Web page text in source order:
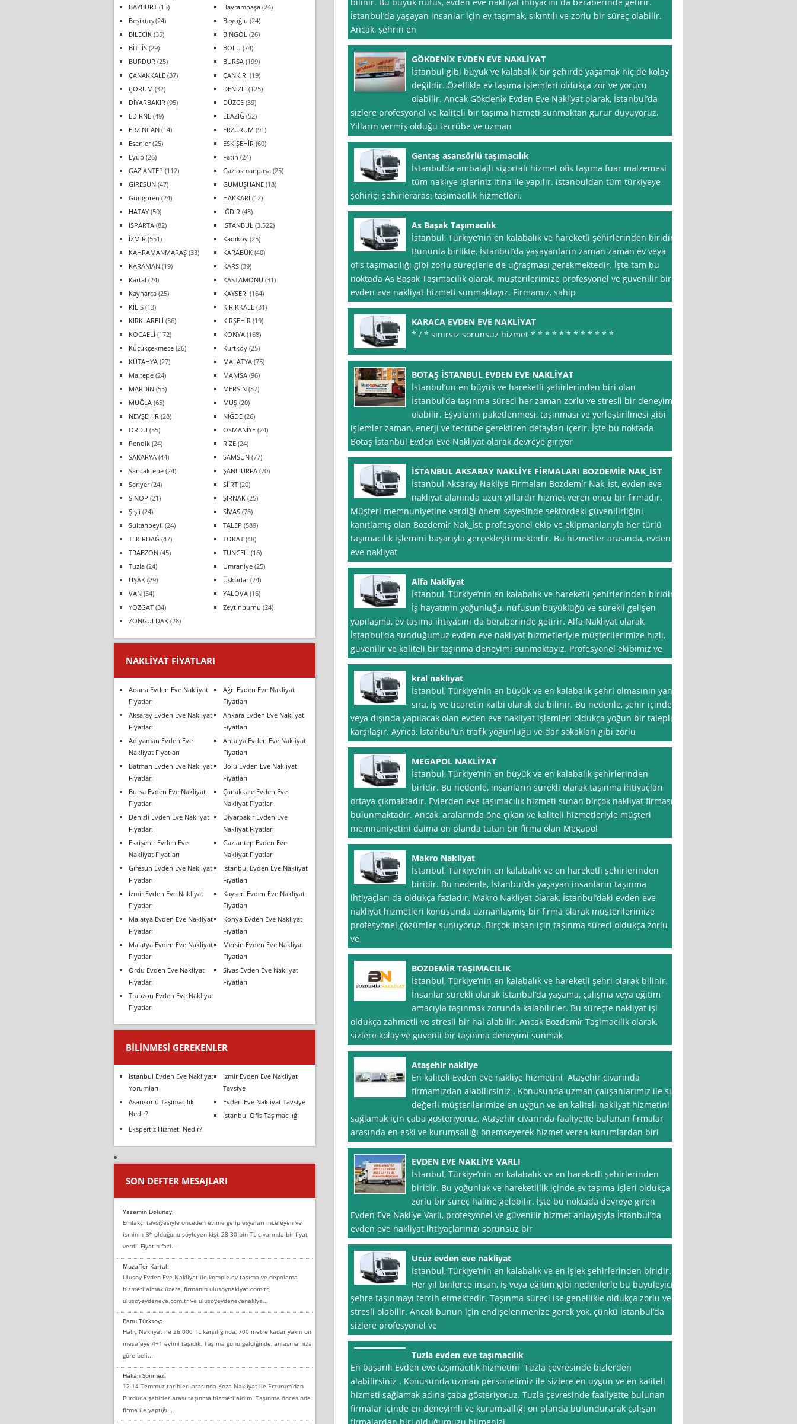
İstanbul’da yaşayan insanlar için ev taşımak, sıkıntılı ve zorlu bir süreç olabilir.
Ancak, şehrin en
GÖKDENİX EVDEN EVE NAKLİYAT
İstanbul gibi büyük ve kalabalık bir şehirde yaşamak hiç de kolay
değildir. Özellikle ev taşıma işlemleri oldukça zor ve yorucu
olabilir. Ancak Gökdeni̇x Evden Eve Nakli̇yat olarak, İstanbul’da
sizlere profesyonel ve kaliteli bir taşıma hizmeti sunmaktan gurur duyuyoruz.
Yılların vermiş olduğu tecrübe ve uzman
Gentaş asansörlü taşımacılık
İstanbulda ambalajlı sigortalı hizmet ofis taşıma fuar malzemesi
tüm naklıye işleriniz itina ile yapılır. istanbuldan tüm türkiyeye
şehiriçi şehirlerarası taşımacılık hizmetleri.
As Başak Taşımacılık
İstanbul, Türkiye’nin en kalabalık ve hareketli şehirlerinden biridir.
Bununla birlikte, İstanbul’da yaşayanların zaman zaman ev veya
ofis taşımacılığı gibi zorlu süreçlerle de uğraşması gerekmektedir. İşte tam bu
noktada As Başak Taşımacılık olarak, müşterilerimize profesyonel ve güvenilir bir
evden eve nakliyat hizmeti sunmaktayız. Firmamız, sahip
KARACA EVDEN EVE NAKLİYAT
* / * sınırsız sorunsuz hizmet * * * * * * * * * * * *
BOTAŞ İSTANBUL EVDEN EVE NAKLİYAT
İstanbul‘un en büyük ve hareketli şehirlerinden biri olan
İstanbul’da taşınma süreci her zaman zorlu ve stresli bir deneyim
olabilir. Eşyaların paketlenmesi, taşınması ve yerleştirilmesi gibi
işlemler zaman, enerji ve tecrübe gerektiren detayları içerir. İşte bu noktada
Botaş İstanbul Evden Eve Nakliyat olarak devreye giriyor
İSTANBUL AKSARAY NAKLİYE FİRMALARI BOZDEMİR NAK_İST
İstanbul Aksaray Nakliye Firmaları Bozdemi̇r Nak_İst, evden eve
nakliyat alanında uzun yıllardır hizmet veren öncü bir firmadır.
Müşteri memnuniyetine verdiği önem sayesinde sektördeki güvenilirliğini
kanıtlamış olan Bozdemi̇r Nak_İst, profesyonel ekip ve ekipmanlarıyla her türlü
taşımacılık işlemini başarıyla gerçekleştirmektedir. Bu hizmetler arasında, evden
eve nakliyat
Alfa Nakliyat
İstanbul, Türkiye’nin en kalabalık ve hareketli şehirlerinden biridir.
İş hayatının yoğunluğu, nüfusun büyüklüğü ve sürekli gelişen
yapılaşma, ev taşıma ihtiyacını da beraberinde getirir. Alfa Nakliyat olarak,
İstanbul’da sunduğumuz evden eve nakliyat hizmetleriyle müşterilerimize hızlı,
güvenilir ve kaliteli bir taşınma deneyimi sunmaktayız. Profesyonel ekibimiz ve
kral naklıyat
İstanbul, Türkiye’nin en büyük ve en kalabalık şehri olmasının yanı
sıra, iş ve ticaretin kalbi olarak da bilinir. Bu nedenle, şehir içinde
veya dışında yapılacak olan evden eve nakliyat işlemleri oldukça yoğun bir taleple
karşılaşır. Ayrıca, İstanbul’un trafik yoğunluğu ve dar sokakları gibi zorlu
MEGAPOL NAKLİYAT
İstanbul, Türkiye’nin en büyük ve en kalabalık şehirlerinden
biridir. Bu nedenle, insanların sürekli olarak taşınma ihtiyaçları
ortaya çıkmaktadır. Evlerden eve taşımacılık hizmeti sunan birçok nakliyat firması
bulunmaktadır. Ancak, aralarında öne çıkan ve kaliteli hizmetleriyle müşteri
memnuniyetini daima ön planda tutan bir firma olan Megapol
Makro Nakliyat
İstanbul, Türkiye’nin en kalabalık ve en hareketli şehirlerinden
biridir. Bu nedenle, İstanbul’da yaşayan insanların taşınma
ihtiyaçları da oldukça fazladır. Makro Nakliyat olarak, İstanbul’daki evden eve
nakliyat hizmetleri konusunda uzmanlaşmış bir firma olarak müşterilerimize
profesyonel çözümler sunuyoruz. Birçok insan için taşınma süreci oldukça zorlu
ve
BOZDEMİR TAŞIMACILIK
İstanbul, Türkiye’nin en kalabalık ve hareketli şehri olarak bilinir.
İnsanlar sürekli olarak İstanbul’da yaşama, çalışma veya eğitim
amacıyla taşınmak zorunda kalabilirler. Bu süreçte nakliyat işi
oldukça zahmetli ve stresli bir hal alabilir. Ancak Bozdemi̇r Taşimacilik olarak,
sizlere kolay ve güvenli bir taşınma deneyimi sunmak
Ataşehir nakliye
En kaliteli Evden eve nakliye hizmetini Ataşehir civarında
firmamızdan alabilirsiniz . Konusunda uzman çalışanlarımız ile siz
değerli müşterilerimize en uygun ve en kaliteli nakliyat hizmetini
sağlamak için çaba gösteriyoruz. Ataşehir civarında faaliyette bulunan firmalar
arasında en eski ve kurumsallığı önemseyerek hizmet veren kurumlardan biri
EVDEN EVE NAKLİYE VARLI
İstanbul, Türkiye’nin en kalabalık ve en hareketli şehirlerinden
biridir. Bu yoğunluk ve hareketlilik içinde ev taşıma işleri oldukça
zorlu bir süreç haline gelebilir. İşte bu noktada devreye giren
Evden Eve Nakli̇ye Varli, profesyonel ve güvenilir hizmet anlayışıyla İstanbul’da
evden eve nakliyat ihtiyaçlarınızı sorunsuz bir
Ucuz evden eve nakliyat
İstanbul, Türkiye’nin en kalabalık ve en işlek şehirlerinden biridir.
Her yıl binlerce insan, iş veya eğitim gibi nedenlerle bu büyüleyici
şehre taşınmayı tercih etmektedir. Taşınma süreci ise genellikle oldukça zorlu ve
stresli olabilir. Ancak bunun için endişelenmenize gerek yok, çünkü İstanbul’da
sizlere profesyonel ve
Tuzla evden eve taşımacılık
En başarılı Evden eve taşımacılık hizmetini Tuzla çevresinde bizlerden
alabilirsiniz . Konusunda uzman personelimiz ile sizlere en uygun ve en kaliteli
hizmeti sağlamak adına çaba gösteriyoruz. Tuzla çevresinde faaliyette bulunan
firmalar içinde en deneyimli ve kurumsallığı ön planda bulundurarak çalışan
BAYBURT (15) Bayrampaşa (24)
Beşiktaş (24) Beyoğlu (24)
BİLECİK (35) BİNGÖL (26)
BİTLİS (29) BOLU (74)
BURDUR (25) BURSA (199)
ÇANAKKALE (37) ÇANKIRI (19)
ÇORUM (32) DENİZLİ (125)
DİYARBAKIR (95) DÜZCE (39)
EDİRNE (49) ELAZIĞ (52)
ERZİNCAN (14) ERZURUM (91)
Esenler(25) ESKİŞEHİR (60)
Eyüp (26) Fatih (24)
GAZİANTEP (112) Gaziosmanpaşa (25)
GİRESUN (47) GÜMÜŞHANE (18)
Güngören (24) HAKKARİ (12)
HATAY (50) IĞDIR (43)
ISPARTA (82) İSTANBUL (3.522)
İZMİR (551) Kadıköy (25)
KAHRAMANMARAŞ (33) KARABÜK (40)
KARAMAN (19) KARS (39)
Kartal (24) KASTAMONU (31)
Kaynarca (25) KAYSERİ (164)
KİLİS (13) KIRIKKALE (31)
KIRKLARELİ (36) KIRŞEHİR (19)
KOCAELİ (172) KONYA (168)
Küçükçekmece (26) Kurtköy (25)
KÜTAHYA (27) MALATYA (75)
Maltepe (24) MANİSA (96)
MARDİN (53) MERSİN (87)
MUĞLA (65) MUŞ (20)
NEVŞEHİR (28) NİĞDE (26)
ORDU (35) OSMANİYE (24)
Pendik (24) RİZE (24)
SAKARYA (44) SAMSUN (77)
Sancaktepe (24) ŞANLIURFA (70)
Sarıyer(24) SİİRT (20)
SİNOP (21) ŞIRNAK (25)
Şişli (24) SİVAS (76)
Sultanbeyli (24) TALEP (589)
TEKİRDAĞ (47) TOKAT (48)
TRABZON (45) TUNCELİ (16)
Tuzla (24) Ümraniye (25)
UŞAK (29) Üsküdar(24)
VAN (54) YALOVA (16)
YOZGAT (34) Zeytinburnu (24)
ZONGULDAK (28)
NAKLIYAT FIYATLARI
Adana Evden Eve Nakliyat
Fiyatları
Ağrı Evden Eve Nakliyat
Fiyatları
Aksaray Evden Eve Nakliyat
Fiyatları
Ankara Evden Eve Nakliyat
Fiyatları
Adıyaman Evden Eve
Nakliyat Fiyatları
Antalya Evden Eve Nakliyat
Fiyatları
Batman Evden Eve Nakliyat
Fiyatları
Bolu Evden Eve Nakliyat
Fiyatları
Bursa Evden Eve Nakliyat
Fiyatları
Çanakkale Evden Eve
Nakliyat Fiyatları
Denizli Evden Eve Nakliyat
Fiyatları
Diyarbakır Evden Eve
Nakliyat Fiyatları
Eskişehir Evden Eve
Nakliyat Fiyatları
Gaziantep Evden Eve
Nakliyat Fiyatları
Giresun Evden Eve Nakliyat
Fiyatları
İstanbul Evden Eve Nakliyat
Fiyatları
İzmir Evden Eve Nakliyat
Fiyatları
Kayseri Evden Eve Nakliyat
Fiyatları
Malatya Evden Eve Nakliyat
Fiyatları
Konya Evden Eve Nakliyat
Fiyatları
Malatya Evden Eve Nakliyat
Fiyatları
Mersin Evden Eve Nakliyat
Fiyatları
Ordu Evden Eve Nakliyat
Fiyatları
Sivas Evden Eve Nakliyat
Fiyatları
Trabzon Evden Eve Nakliyat
Fiyatları
BILINMESI GEREKENLER
İstanbul Evden Eve Nakliyat
Yorumları
İzmir Evden Eve Nakliyat
Tavsiye
Asansörlü Taşımacılık
Nedir?
Evden Eve Nakliyat Tavsiye
İstanbul Ofis Taşımacılığı
Ekspertiz Hizmeti Nedir?
SON DEFTER MESAJLARI
Yasemin Dolunay:
Emlakçı tavsiyesiyle önceden evime gelip eşyaları inceleyen ve
isminin B* olduğunu söyleyen kişi, 28-30 bin TL civarında bir fiyat
verdi. Fiyatın fazl...
Muzaffer Kartal:
Ulusoy Evden Eve Nakliyat ile komple ev taşıma ve depolama
hizmeti almak üzere, firmanın ulusoynaklyat.com.tr,
ulusoyevdeneve.com.tr ve ulusoyevdenevenaklya...
Banu Türksoy:
Haliç Nakliyat ile 26.000 TL karşılığında, 700 metre kadar yakın bir
mesafeye 4+1 evimi taşıdık. Taşıma günü geldiğinde, anlaşmamıza
göre beli...
Hakan Sönmez:
12-14 Temmuz tarihleri arasında Koza Nakliyat ile Erzurum’dan
Burdur’a şehirler arası taşınma hizmeti aldım. Taşınma öncesinde
firma ile yaptığı...